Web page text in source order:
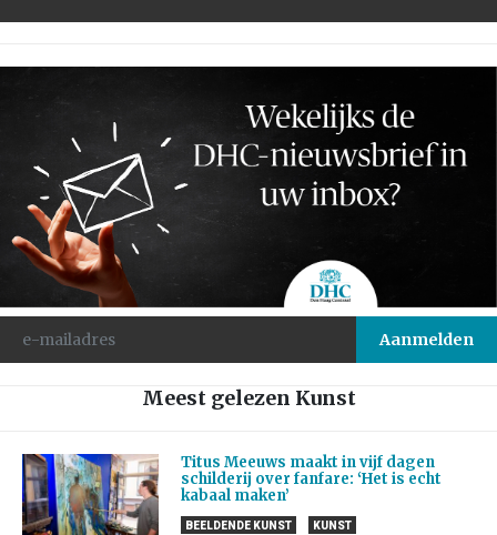
Meest gelezen Kunst
Titus Meeuws maakt in vijf dagen
schilderij over fanfare: ‘Het is echt
kabaal maken’
BEELDENDE KUNST KUNST